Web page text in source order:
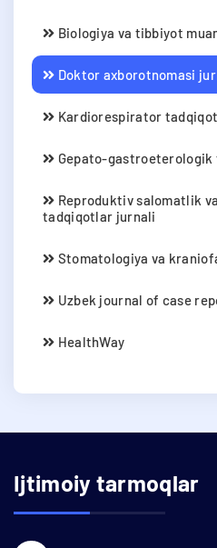
Biologiya va tibbiyot
Doktor axborotnomasi
Kardiorespirator
Gepato-
Reproduktiv salomatlik
tadqiqotlar jurnali
Stomatologiya va
Uzbek journal of case
HealthWay
Ijtimoiy tarmoqlar